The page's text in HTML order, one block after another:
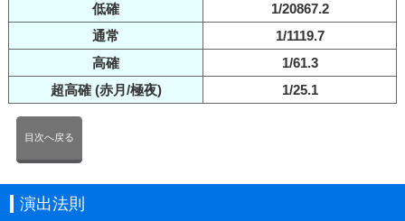
低確
1/20867.2
通常
1/1119.7
高確
1/61.3
超高確 (赤月/極夜)
1/25.1
目次へ戻る
演出法則